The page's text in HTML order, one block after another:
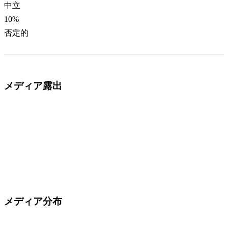
中立
10%
否定的
メディア露出
メディア分布